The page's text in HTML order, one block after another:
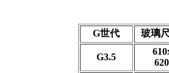
G世代 玻璃
G3.5